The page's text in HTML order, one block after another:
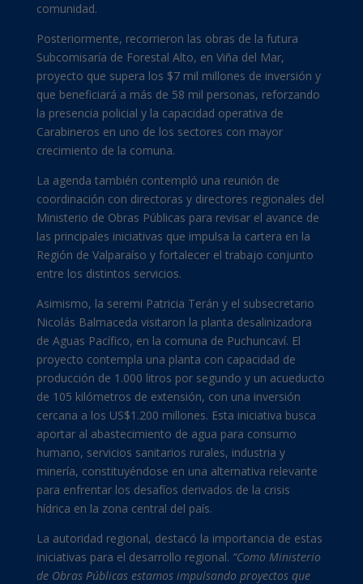
comunidad.
Posteriormente, recorrieron las obras de la futura
Subcomisaría de Forestal Alto, en Viña del Mar,
proyecto que supera los $7 mil millones de inversión y
que beneficiará a más de 58 mil personas, reforzando
la presencia policial y la capacidad operativa de
Carabineros en uno de los sectores con mayor
crecimiento de la comuna.
La agenda también contempló una reunión de
coordinación con directoras y directores regionales del
Ministerio de Obras Públicas para revisar el avance de
las principales iniciativas que impulsa la cartera en la
Región de Valparaíso y fortalecer el trabajo conjunto
entre los distintos servicios.
Asimismo, la seremi Patricia Terán y el subsecretario
Nicolás Balmaceda visitaron la planta desalinizadora
de Aguas Pacífico, en la comuna de Puchuncaví. El
proyecto contempla una planta con capacidad de
producción de 1.000 litros por segundo y un acueducto
de 105 kilómetros de extensión, con una inversión
cercana a los US$1.200 millones. Esta iniciativa busca
aportar al abastecimiento de agua para consumo
humano, servicios sanitarios rurales, industria y
minería, constituyéndose en una alternativa relevante
para enfrentar los desafíos derivados de la crisis
hídrica en la zona central del país.
La autoridad regional, destacó la importancia de estas
iniciativas para el desarrollo regional. “Como Ministerio
de Obras Públicas estamos impulsando proyectos que